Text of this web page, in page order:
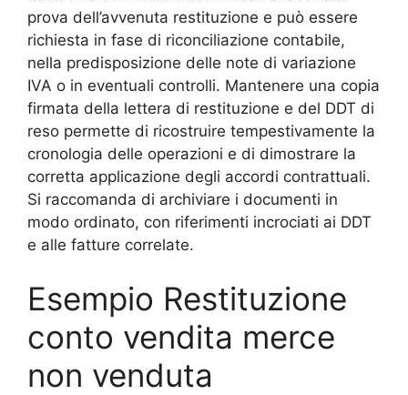
prova dell’avvenuta restituzione e può essere
richiesta in fase di riconciliazione contabile,
nella predisposizione delle note di variazione
IVA o in eventuali controlli. Mantenere una copia
firmata della lettera di restituzione e del DDT di
reso permette di ricostruire tempestivamente la
cronologia delle operazioni e di dimostrare la
corretta applicazione degli accordi contrattuali.
Si raccomanda di archiviare i documenti in
modo ordinato, con riferimenti incrociati ai DDT
e alle fatture correlate.
Esempio Restituzione
conto vendita merce
non venduta​